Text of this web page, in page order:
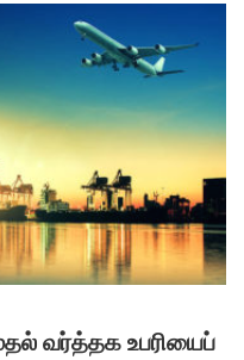
வர்த்தக உபரியைப்